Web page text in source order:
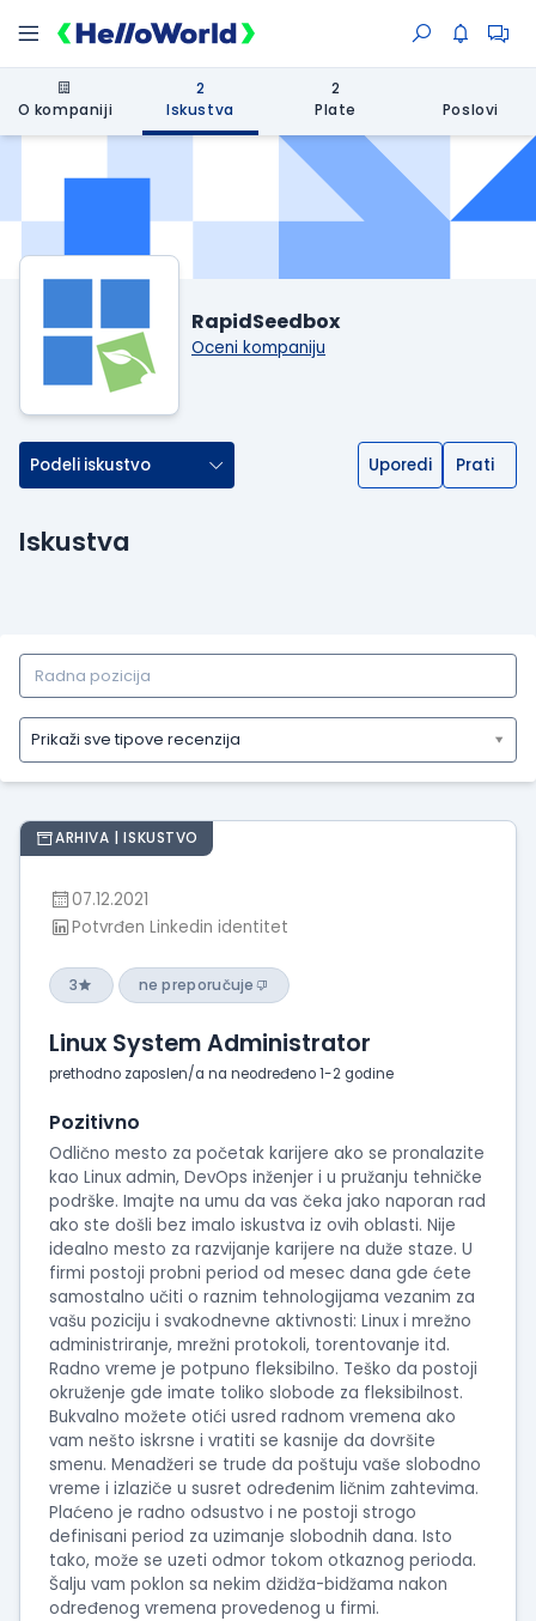
O kompaniji
2
Iskustva
2
Plate
Poslovi
RapidSeedbox
Oceni kompaniju
Podeli iskustvo Uporedi Prati
Iskustva
Prikaži sve tipove recenzija
Prikaži
sve
tipove
recenzija
iskustva
radu
Prikaži
intervjua
ARHIVA | ISKUSTVO
07.12.2021
Potvrđen Linkedin identitet
3 ne preporučuje
Linux System Administrator
prethodno zaposlen/a na neodređeno 1-2 godine
Pozitivno
Odlično mesto za početak karijere ako se pronalazite
kao Linux admin, DevOps inženjer i u pružanju tehničke
podrške. Imajte na umu da vas čeka jako naporan rad
ako ste došli bez imalo iskustva iz ovih oblasti. Nije
idealno mesto za razvijanje karijere na duže staze. U
firmi postoji probni period od mesec dana gde ćete
samostalno učiti o raznim tehnologijama vezanim za
vašu poziciju i svakodnevne aktivnosti: Linux i mrežno
administriranje, mrežni protokoli, torentovanje itd.
Radno vreme je potpuno fleksibilno. Teško da postoji
okruženje gde imate toliko slobode za fleksibilnost.
Bukvalno možete otići usred radnom vremena ako
vam nešto iskrsne i vratiti se kasnije da dovršite
smenu. Menadžeri se trude da poštuju vaše slobodno
vreme i izlaziče u susret određenim ličnim zahtevima.
Plaćeno je radno odsustvo i ne postoji strogo
definisani period za uzimanje slobodnih dana. Isto
tako, može se uzeti odmor tokom otkaznog perioda.
Šalju vam poklon sa nekim džidža-bidžama nakon
određenog vremena provedenog u firmi.